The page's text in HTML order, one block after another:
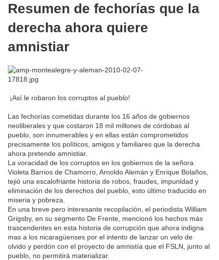
Resumen de fechorías que la
derecha ahora quiere
amnistiar
¡Así le robaron los corruptos al pueblo!
Las fechorías cometidas durante los 16 años de gobiernos
neoliberales y que costaron 18 mil millones de córdobas al
pueblo, son innumerables y en ellas están comprometidos
precisamente los políticos, amigos y familiares que la derecha
ahora pretende amnistiar.
La voracidad de los corruptos en los gobiernos de la señora
Violeta Barrios de Chamorro, Arnoldo Alemán y Enrique Bolaños,
tejió una escalofriante historia de robos, fraudes, impunidad y
eliminación de los derechos del pueblo, esto ùltimo traducido en
miseria y pobreza.
En una breve pero interesante recopilación, el periodista William
Grigsby, en su segmento De Frente, mencionó los hechos más
trascendentes en esta historia de corrupción que ahora indigna
mas a los nicaragüenses por el intento de lanzar un velo de
olvido y perdón con el proyecto de amnistía que el FSLN, junto al
pueblo, no permitirá materializar.